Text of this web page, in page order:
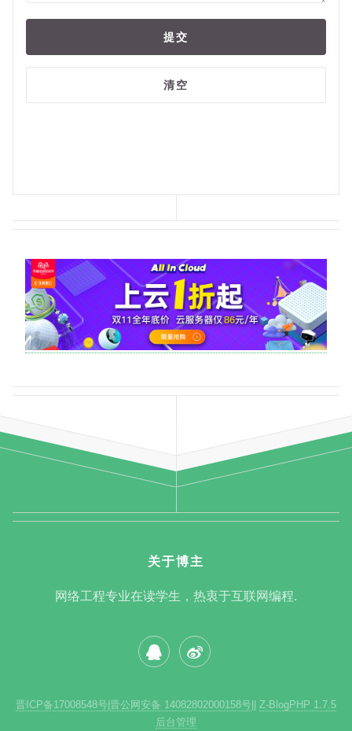
关于博主
网络工程专业在读学生，热衷于互联网编程.
晋ICP备17008548号 晋公网安备 14082802000158号
Z-BlogPHP 1.7.5
后台管理